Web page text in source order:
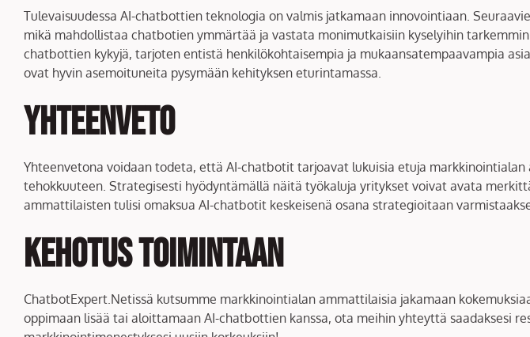
Tulevaisuudessa AI-chatbottien teknologia on valmis jatkamaan innovointiaan.
mikä mahdollistaa chatbotien ymmärtää ja vastata monimutkaisiin kyselyihin
chatbottien kykyjä, tarjoten entistä henkilökohtaisempia ja mukaansatempaavampia
ovat hyvin asemoituneita pysymään kehityksen eturintamassa.
Yhteenveto
Yhteenvetona voidaan todeta, että AI-chatbotit tarjoavat lukuisia etuja
tehokkuuteen. Strategisesti hyödyntämällä näitä työkaluja yritykset voivat avata
ammattilaisten tulisi omaksua AI-chatbotit keskeisenä osana strategioitaan
Kehotus toimintaan
ChatbotExpert.Netissä kutsumme markkinointialan ammattilaisia jakamaan
oppimaan lisää tai aloittamaan AI-chatbottien kanssa, ota meihin yhteyttä saadaksesi